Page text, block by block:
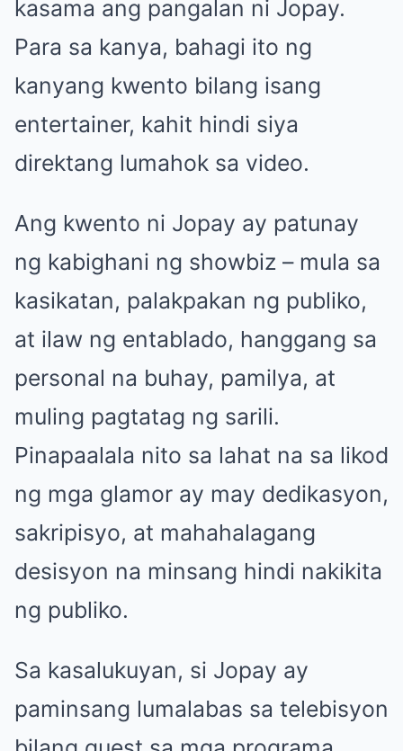
kasama ang pangalan ni Jopay.
Para sa kanya, bahagi ito ng
kanyang kwento bilang isang
entertainer, kahit hindi siya
direktang lumahok sa video.
Ang kwento ni Jopay ay patunay
ng kabighani ng showbiz – mula sa
kasikatan, palakpakan ng publiko,
at ilaw ng entablado, hanggang sa
personal na buhay, pamilya, at
muling pagtatag ng sarili.
Pinapaalala nito sa lahat na sa likod
ng mga glamor ay may dedikasyon,
sakripisyo, at mahahalagang
desisyon na minsang hindi nakikita
ng publiko.
Sa kasalukuyan, si Jopay ay
paminsang lumalabas sa telebisyon